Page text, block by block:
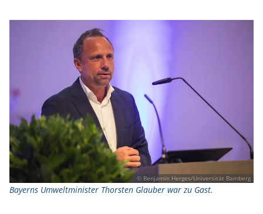
© Benjamin Herges/Universität Bamberg
Bayerns Umweltminister Thorsten Glauber war zu Gast.